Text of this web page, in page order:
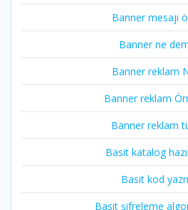
Banner mesajı
Banner ne
Banner reklam
Banner reklam
Banner reklam
Basit katalog
Basit kod
Basit şifreleme